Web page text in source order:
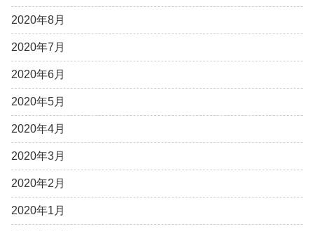
2020年8月
2020年7月
2020年6月
2020年5月
2020年4月
2020年3月
2020年2月
2020年1月